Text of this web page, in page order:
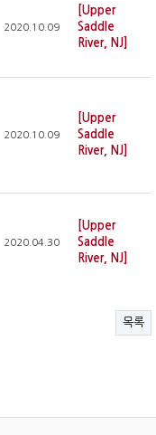
2020.10.09
[Upper
Saddle
River, NJ]
2020.10.09
[Upper
Saddle
River, NJ]
2020.04.30
[Upper
Saddle
River, NJ]
목록